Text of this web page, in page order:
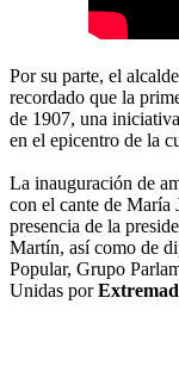
Por su parte, el
recordado que la
de 1907, una
en el epicentro de la
La inauguración de
con el cante de María
presencia de la
Martín, así como de
Popular, Grupo
Unidas por